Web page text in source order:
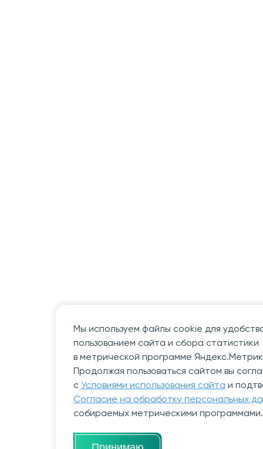
Мы используем файлы cookie для
пользованием сайта и сбора статистики
в метрической программе
Продолжая пользоваться сайтом вы
с Условиями использования сайта и
Согласие на обработку персональных
собираемых метрическими программами.